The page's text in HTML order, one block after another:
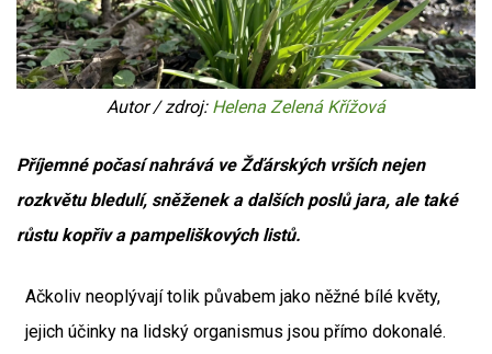
Autor / zdroj: Helena Zelená Křížová
Příjemné počasí nahrává ve Žďárských vrších nejen
rozkvětu bledulí, sněženek a dalších poslů jara, ale také
růstu kopřiv a pampeliškových listů.
Ačkoliv neoplývají tolik půvabem jako něžné bílé květy,
jejich účinky na lidský organismus jsou přímo dokonalé.